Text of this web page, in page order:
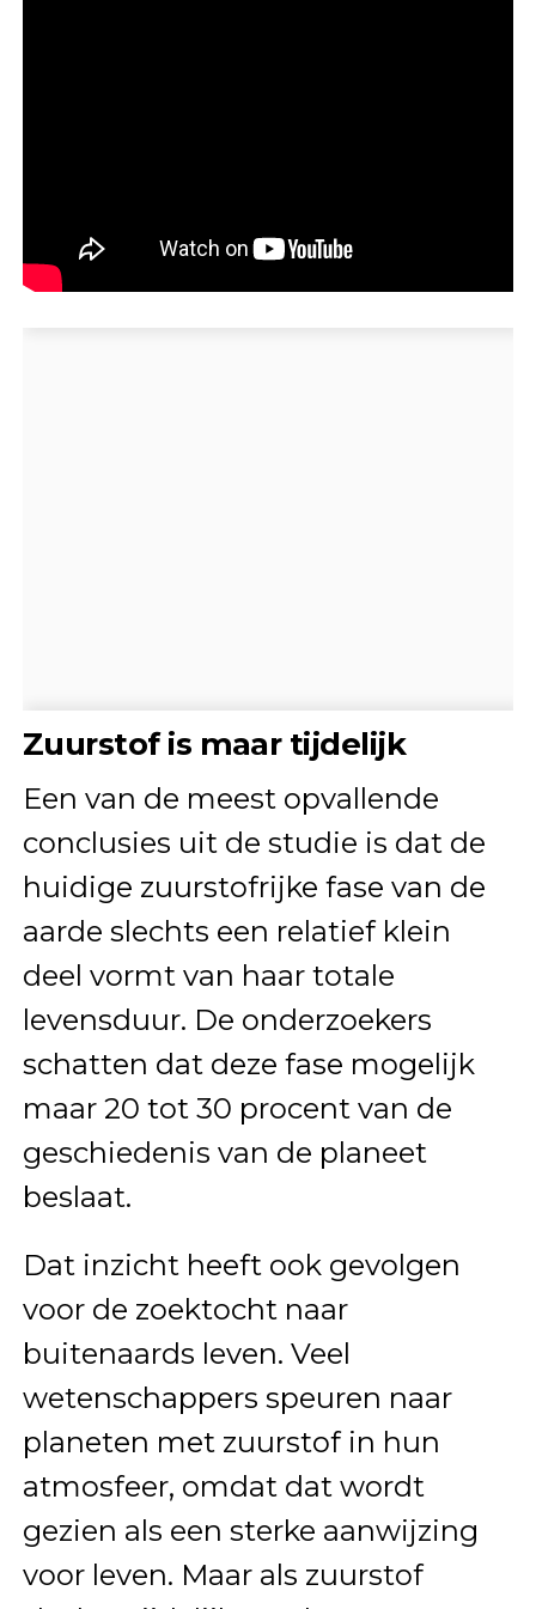
Zuurstof is maar tijdelijk
Een van de meest opvallende
conclusies uit de studie is dat de
huidige zuurstofrijke fase van de
aarde slechts een relatief klein
deel vormt van haar totale
levensduur. De onderzoekers
schatten dat deze fase mogelijk
maar 20 tot 30 procent van de
geschiedenis van de planeet
beslaat.
Dat inzicht heeft ook gevolgen
voor de zoektocht naar
buitenaards leven. Veel
wetenschappers speuren naar
planeten met zuurstof in hun
atmosfeer, omdat dat wordt
gezien als een sterke aanwijzing
voor leven. Maar als zuurstof